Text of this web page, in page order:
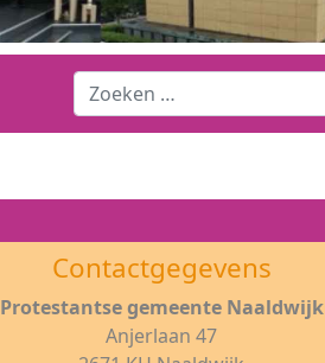
Contactgegevens
Protestantse gemeente Naaldwijk
Anjerlaan 47